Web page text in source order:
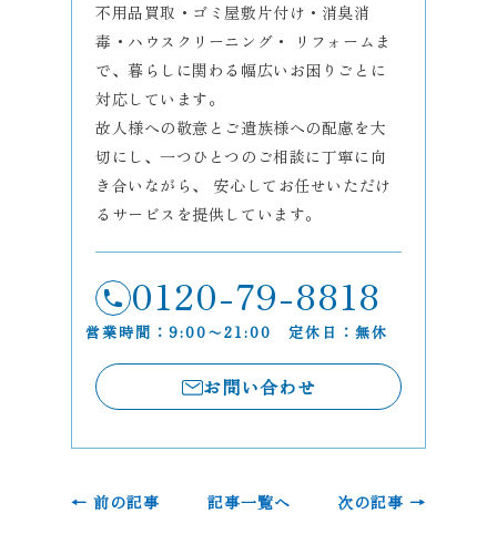
不用品買取・ゴミ屋敷片付け・消臭消
毒・ハウスクリーニング・ リフォームま
で、暮らしに関わる幅広いお困りごとに
対応しています。
故人様への敬意とご遺族様への配慮を大
切にし、一つひとつのご相談に丁寧に向
き合いながら、 安心してお任せいただけ
るサービスを提供しています。
0120-79-8818
営業時間：9:00〜21:00 定休日：無休
お問い合わせ
← 前の記事 記事一覧へ 次の記事 →